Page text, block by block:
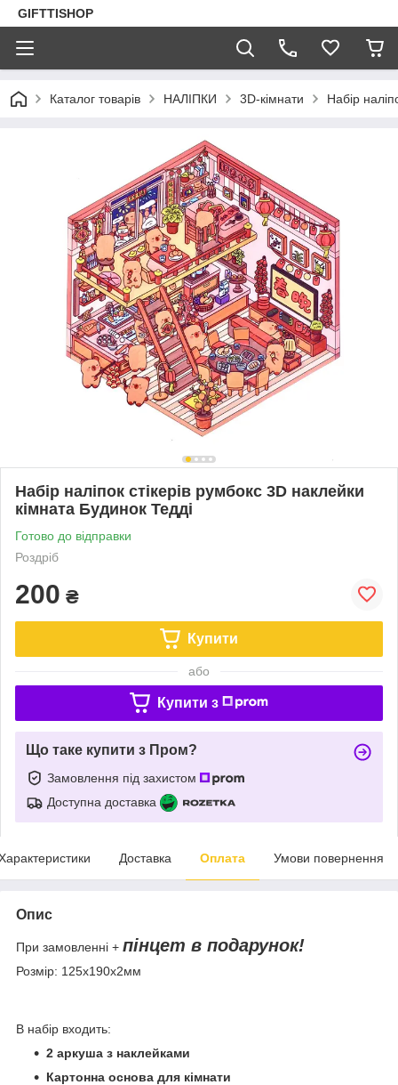
GIFTTISHOP
Каталог товарів НАЛІПКИ 3D-кімнати Набір
Набір наліпок стікерів румбокс 3D наклейки
кімната Будинок Тедді
Готово до відправки
Роздріб
200 ₴
Купити
або
Купити з
Що таке купити з Пром?
Замовлення під захистом
Доступна доставка
Доставка Оплата Умови повернення
Опис
При замовленні + пінцет в подарунок!
Розмір: 125х190х2мм
В набір входить:
2 аркуша з наклейками
Картонна основа для кімнати